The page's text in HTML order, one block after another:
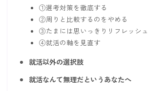
①選考対策を徹底する
②周りと比較するのをやめる
③たまには思いっきりリフレッシ
④就活の軸を見直す
就活以外の選択肢
就活なんて無理だというあなたへ